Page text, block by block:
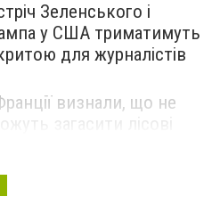
Зеленського і
у США триматимуть
для журналістів
визнали, що не